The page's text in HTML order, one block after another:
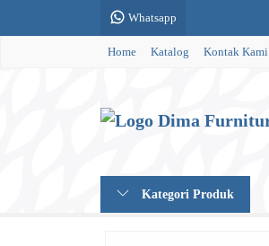
Whatsapp
Home Katalog Kontak Kami
Kategori Produk